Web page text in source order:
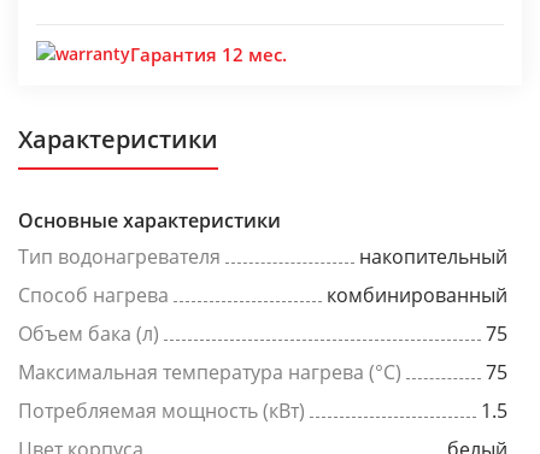
Гарантия 12 мес.
Характеристики
Основные характеристики
Тип водонагревателя
накопительный
Способ нагрева
комбинированный
Объем бака (л)
75
Максимальная температура нагрева (°C)
75
Потребляемая мощность (кВт)
1.5